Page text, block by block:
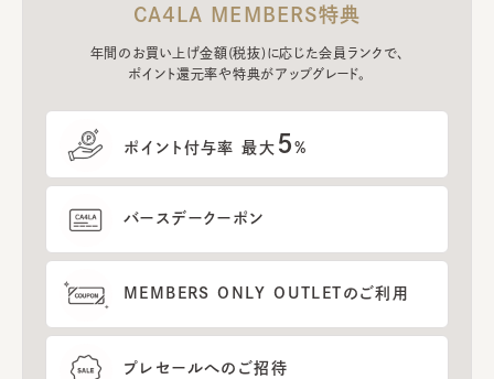
CA4LA MEMBERS特典
年間のお買い上げ金額(税抜)に応じた会員ランクで、
ポイント還元率や特典がアップグレード。
ポイント付与率 最大 5%
バースデークーポン
MEMBERS ONLY OUTLETのご利用
プレセールへのご招待